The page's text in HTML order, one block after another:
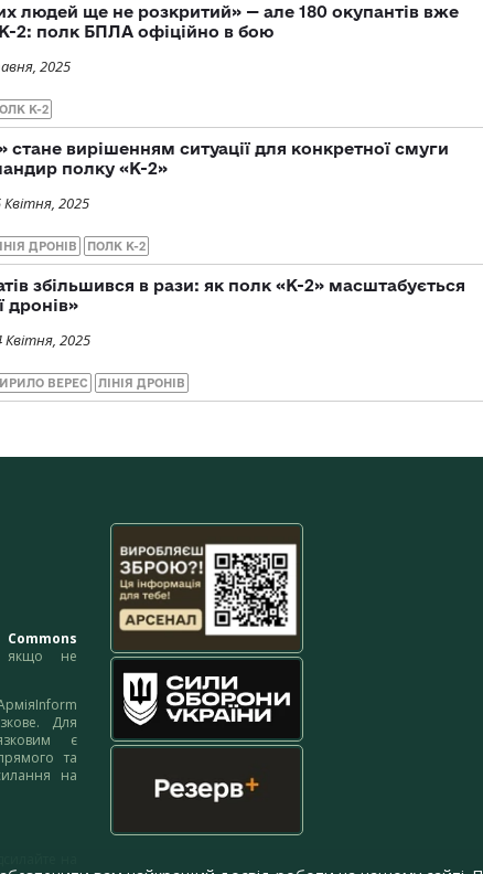
людей ще не розкритий» — але 180 окупантів вже
2: полк БПЛА офіційно в бою
2025
К-2
стане вирішенням ситуації для конкретної смуги
полку «К-2»
2025
ДРОНІВ ПОЛК К-2
збільшився в рази: як полк «К-2» масштабується
дронів»
Квітня, 2025
ВЕРЕС ЛІНІЯ ДРОНІВ
якщо не
Для
є
та
на